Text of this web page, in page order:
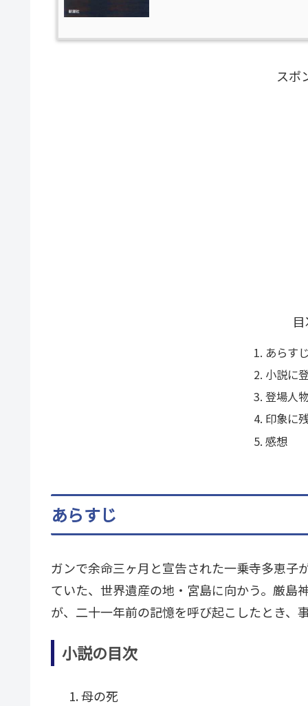
スポ
あらす
小説に
登場人
印象に
感想
あらすじ
ガンで余命三ヶ月と宣告された一乗寺多恵子
ていた、世界遺産の地・宮島に向かう。厳島
が、二十一年前の記憶を呼び起こしたとき、
小説の目次
母の死